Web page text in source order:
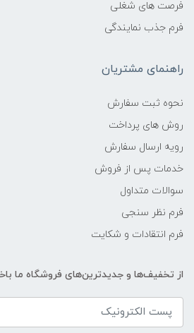
فرصت های شغلی
فرم جذب نمایندگی
راهنمای مشتریان
نحوه ثبت سفارش
روش های پرداخت
رویه ارسال سفارش
خدمات پس از فروش
سوالات متداول
فرم نظر سنجی
فرم انتقادات و شکایت
از تخفیف‌ها و جدیدترین‌های فروشگاه ما